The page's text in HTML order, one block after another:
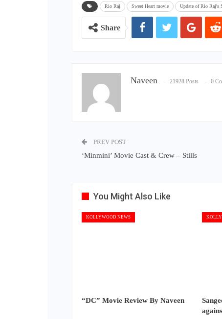
Rio Raj Sweet Heart movie Update of Rio Raj's
Share
Naveen 21928 Posts 0
PREV POST
‘Minmini’ Movie Cast & Crew – Stills
You Might Also Like
KOLLYWOOD NEWS
“DC” Movie Review By Naveen